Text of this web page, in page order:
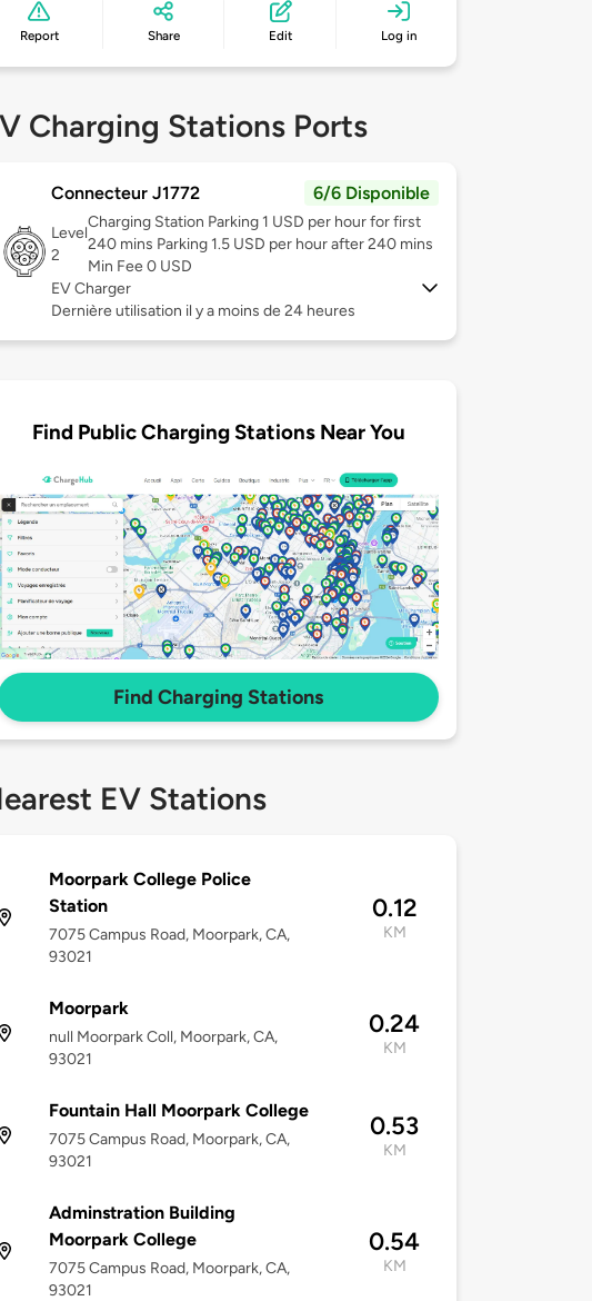
Report Share Edit Log in
Charging Stations Ports
Connecteur J1772 6/6 Disponible
Level
2
Charging Station Parking 1 USD per hour for first
240 mins Parking 1.5 USD per hour after 240 mins
Min Fee 0 USD
EV Charger
Dernière utilisation il y a moins de 24 heures
Find Public Charging Stations Near You
Find Charging Stations
EV Stations
Moorpark College Police
Station
7075 Campus Road, Moorpark, CA,
93021
0.12
KM
Moorpark
null Moorpark Coll, Moorpark, CA,
93021
0.24
KM
Fountain Hall Moorpark College
7075 Campus Road, Moorpark, CA,
93021
0.53
KM
Adminstration Building
Moorpark College
7075 Campus Road, Moorpark, CA,
93021
0.54
KM